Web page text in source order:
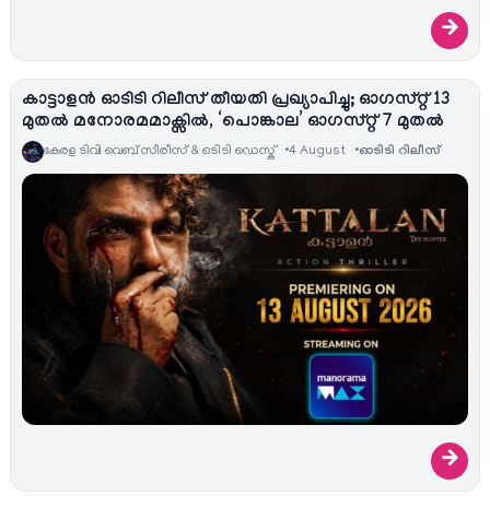
→
കാട്ടാളൻ ഓടിടി റിലീസ് തീയതി പ്രഖ്യാപിച്ചു; ഓഗസ്റ്റ് 13
മുതൽ മനോരമമാക്സിൽ, ‘പൊങ്കാല’ ഓഗസ്റ്റ് 7 മുതൽ
കേരള ടിവി വെബ് സീരീസ് & ഒടിടി ഡെസ്ക് 4 August ഓടിടി റിലീസ്
→